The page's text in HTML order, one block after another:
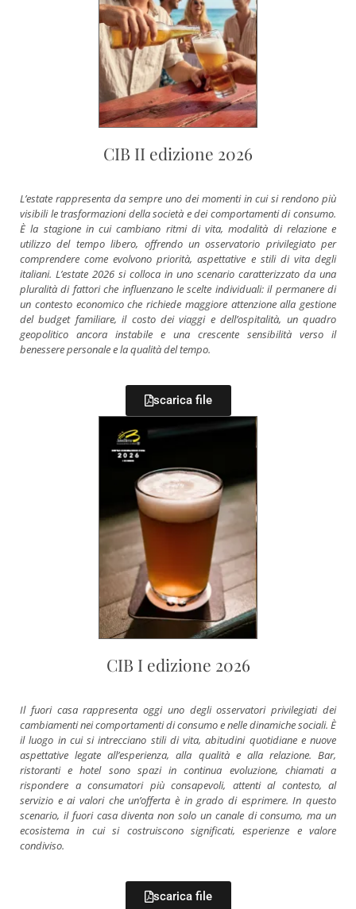
CIB II edizione 2026
L’estate rappresenta da sempre uno dei momenti in cui si rendono più
visibili le trasformazioni della società e dei comportamenti di consumo.
È la stagione in cui cambiano ritmi di vita, modalità di relazione e
utilizzo del tempo libero, offrendo un osservatorio privilegiato per
comprendere come evolvono priorità, aspettative e stili di vita degli
italiani. L’estate 2026 si colloca in uno scenario caratterizzato da una
pluralità di fattori che influenzano le scelte individuali: il permanere di
un contesto economico che richiede maggiore attenzione alla gestione
del budget familiare, il costo dei viaggi e dell’ospitalità, un quadro
geopolitico ancora instabile e una crescente sensibilità verso il
benessere personale e la qualità del tempo.
scarica file
CIB I edizione 2026
Il fuori casa rappresenta oggi uno degli osservatori privilegiati dei
cambiamenti nei comportamenti di consumo e nelle dinamiche sociali. È
il luogo in cui si intrecciano stili di vita, abitudini quotidiane e nuove
aspettative legate all’esperienza, alla qualità e alla relazione. Bar,
ristoranti e hotel sono spazi in continua evoluzione, chiamati a
rispondere a consumatori più consapevoli, attenti al contesto, al
servizio e ai valori che un’offerta è in grado di esprimere. In questo
scenario, il fuori casa diventa non solo un canale di consumo, ma un
ecosistema in cui si costruiscono significati, esperienze e valore
condiviso.
scarica file